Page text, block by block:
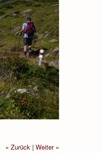
« Zurück |Weiter »